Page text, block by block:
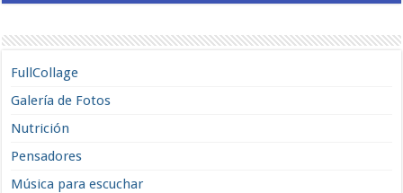
FullCollage
Galería de Fotos
Nutrición
Pensadores
Música para escuchar